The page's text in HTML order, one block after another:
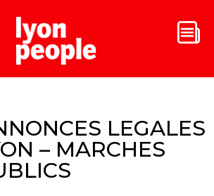
LEGALES
– MARCHES